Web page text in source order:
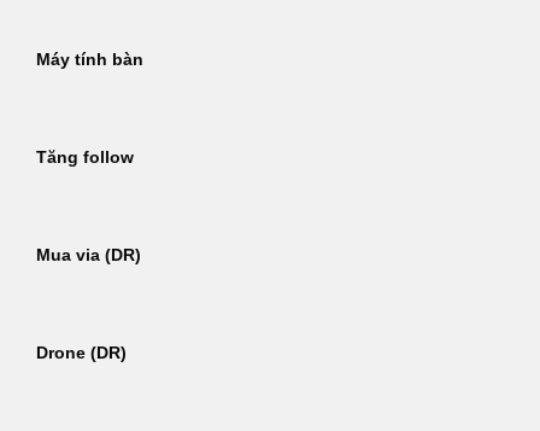
Máy tính bàn
Tăng follow
Mua via (DR)
Drone (DR)